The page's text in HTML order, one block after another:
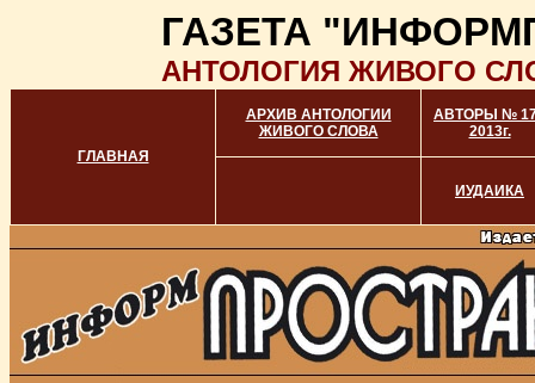
ГАЗЕТА
АНТОЛОГИЯ ЖИВОГО
ГЛАВНАЯ
АРХИВ АНТОЛОГИИ
ЖИВОГО СЛОВА
АВТОРЫ №
2013г.
ИУДАИКА